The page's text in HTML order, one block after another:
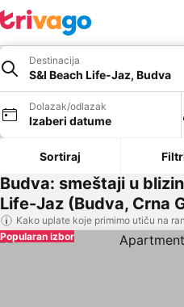
Destinacija
S&I Beach Life-Jaz, Budva
Dolazak/odlazak
Izaberi datume
Sortiraj
Budva: smeštaji u
Life-Jaz (Budva, Crna
Kako uplate koje primimo utiču na
Popularan izbor